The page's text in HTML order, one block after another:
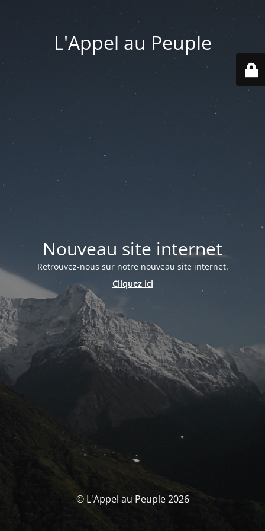
L'Appel au Peuple
Nouveau site internet
Retrouvez-nous sur notre nouveau site internet.
Cliquez ici
© L'Appel au Peuple 2026